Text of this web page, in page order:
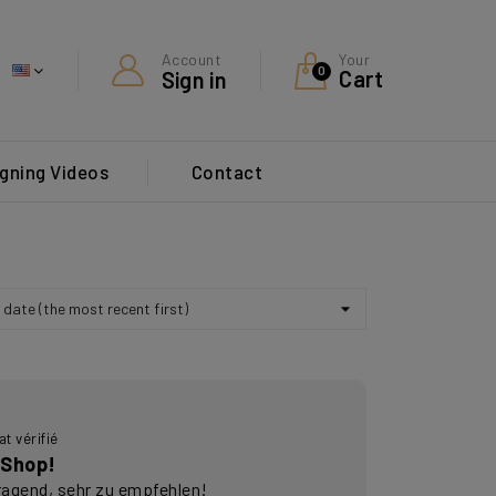
Your
Cart
0
Account
Sign in
Videos Contact
vérifié
sehr zu empfehlen!